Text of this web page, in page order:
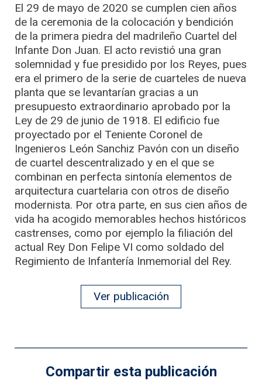
El 29 de mayo de 2020 se cumplen cien años
de la ceremonia de la colocación y bendición
de la primera piedra del madrileño Cuartel del
Infante Don Juan. El acto revistió una gran
solemnidad y fue presidido por los Reyes, pues
era el primero de la serie de cuarteles de nueva
planta que se levantarían gracias a un
presupuesto extraordinario aprobado por la
Ley de 29 de junio de 1918. El edificio fue
proyectado por el Teniente Coronel de
Ingenieros León Sanchiz Pavón con un diseño
de cuartel descentralizado y en el que se
combinan en perfecta sintonía elementos de
arquitectura cuartelaria con otros de diseño
modernista. Por otra parte, en sus cien años de
vida ha acogido memorables hechos históricos
castrenses, como por ejemplo la filiación del
actual Rey Don Felipe VI como soldado del
Regimiento de Infantería Inmemorial del Rey.
Ver publicación
Compartir esta publicación